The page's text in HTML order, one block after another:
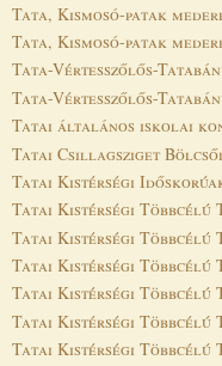
Tata, Kismosó-patak
Tata, Kismosó-patak
Tata-Vértesszőlős-
Tata-Vértesszőlős-
Tatai általános iskolai
Tatai Csillagsziget
Tatai Kistérségi
Tatai Kistérségi Többcélú
Tatai Kistérségi Többcélú
Tatai Kistérségi Többcélú
Tatai Kistérségi Többcélú
Tatai Kistérségi Többcélú
Tatai Kistérségi Többcélú